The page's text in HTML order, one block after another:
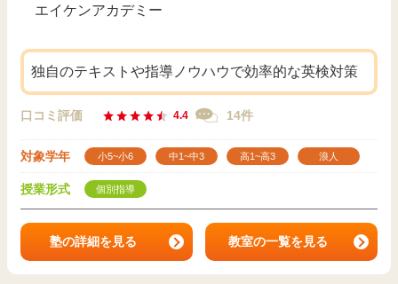
エイケンアカデミー
独自のテキストや指導ノウハウで効率的な英検対策
口コミ評価 4.4 14件
対象学年 小5~小6 中1~中3 高1~高3 浪人
授業形式 個別指導
塾の詳細を見る 教室の一覧を見る